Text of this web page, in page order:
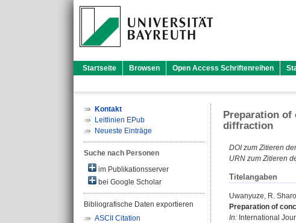
Startseite Browsen Open Access Schriftenreihen
Kontakt
Leitlinien EPub
Neueste Einträge
Suche nach Personen
im Publikationsserver
bei Google Scholar
Bibliografische Daten exportieren
ASCII Citation
Preparation of
diffraction
DOI zum Zitieren
URN zum Zitieren
Titelangaben
Uwanyuze, R.
Preparation of
In: International